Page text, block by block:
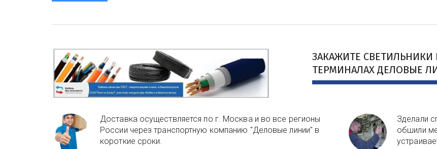
ЗАКАЖИТЕ
ТЕРМИНАЛАХ ДЕЛОВЫЕ
Доставка осуществляется по г. Москва и во все регионы
России через транспортную компанию "Деловые линии" в
короткие сроки.
Зделали
обшили